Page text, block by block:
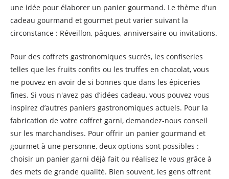
une idée pour élaborer un panier gourmand. Le thème d'un
cadeau gourmand et gourmet peut varier suivant la
circonstance : Réveillon, pâques, anniversaire ou invitations.
Pour des coffrets gastronomiques sucrés, les confiseries
telles que les fruits confits ou les truffes en chocolat, vous
ne pouvez en avoir de si bonnes que dans les épiceries
fines. Si vous n'avez pas d’idées cadeau, vous pouvez vous
inspirez d’autres paniers gastronomiques actuels. Pour la
fabrication de votre coffret garni, demandez-nous conseil
sur les marchandises. Pour offrir un panier gourmand et
gourmet à une personne, deux options sont possibles :
choisir un panier garni déjà fait ou réalisez le vous grâce à
des mets de grande qualité. Bien souvent, les gens offrent